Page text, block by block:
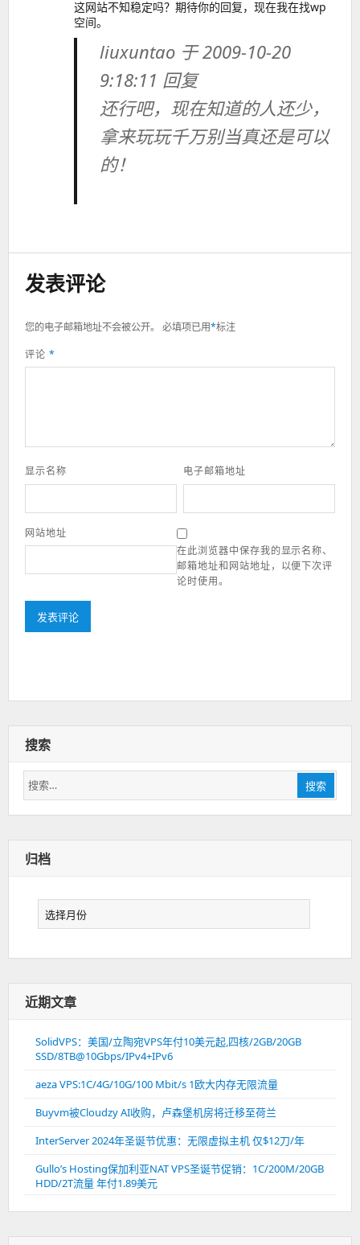
这网站不知稳定吗？期待你的回复，现在我在找wp
空间。
liuxuntao 于 2009-10-20
9:18:11 回复
还行吧，现在知道的人还少，
拿来玩玩千万别当真还是可以
的！
发表评论
您的电子邮箱地址不会被公开。 必填项已用*标注
评论 *
显示名称 电子邮箱地址
网站地址
在此浏览器中保存我的显示名称、
邮箱地址和网站地址，以便下次评
论时使用。
搜索
搜
索：
搜索
归档
近期文章
SolidVPS：美国/立陶宛VPS年付10美元起,四核/2GB/20GB
SSD/8TB@10Gbps/IPv4+IPv6
aeza VPS:1C/4G/10G/100 Mbit/s 1欧大内存无限流量
Buyvm被Cloudzy AI收购，卢森堡机房将迁移至荷兰
InterServer 2024年圣诞节优惠：无限虚拟主机 仅$12刀/年
Gullo’s Hosting保加利亚NAT VPS圣诞节促销：1C/200M/20GB
HDD/2T流量 年付1.89美元